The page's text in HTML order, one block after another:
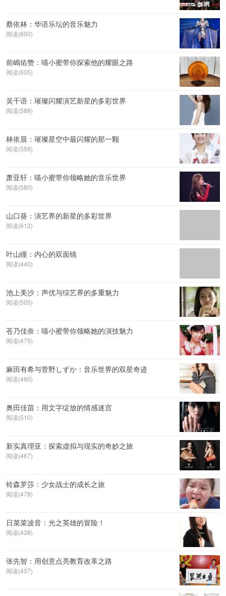
蔡依林：华语乐坛的音乐魅力
阅读(600)
前嶋佑赞：喵小蜜带你探索他的耀眼之路
阅读(605)
吴千语：璀璨闪耀演艺新星的多彩世界
阅读(588)
林依晨：璀璨星空中最闪耀的那一颗
阅读(556)
萧亚轩：喵小蜜带你领略她的音乐世界
阅读(580)
山口葵：演艺界的新星的多彩世界
阅读(612)
叶山瞳：内心的双面镜
阅读(440)
池上美沙：声优与综艺界的多重魅力
阅读(505)
苍乃佳奈：喵小蜜带你领略她的演技魅力
阅读(475)
麻田有希与菅野しずか：音乐世界的双星奇迹
阅读(490)
奥田佳苗：用文字绽放的情感迷宫
阅读(510)
新实真理亚：探索虚拟与现实的奇妙之旅
阅读(467)
铃森罗莎：少女战士的成长之旅
阅读(478)
日菜菜波音：光之英雄的冒险！
阅读(438)
张先智：用创意点亮教育改革之路
阅读(437)